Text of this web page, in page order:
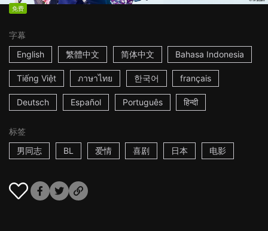
免费
字幕
English
繁體中文 简体中文 Bahasa Indonesia
Tiếng Việt ภาษาไทย 한국어 français
Deutsch Español Português हिन्दी
标签
男同志
BL 爱情 喜剧 日本 电影